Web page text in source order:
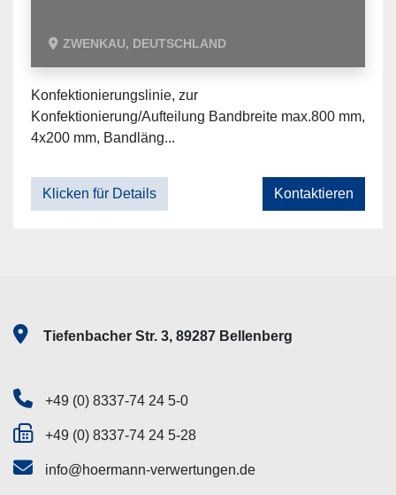
ZWENKAU, DEUTSCHLAND
Konfektionierungslinie, zur
Konfektionierung/Aufteilung Bandbreite max.800 mm,
4x200 mm, Bandläng...
Klicken für Details Kontaktieren
Tiefenbacher Str. 3, 89287 Bellenberg
+49 (0) 8337-74 24 5-0
+49 (0) 8337-74 24 5-28
info@hoermann-verwertungen.de